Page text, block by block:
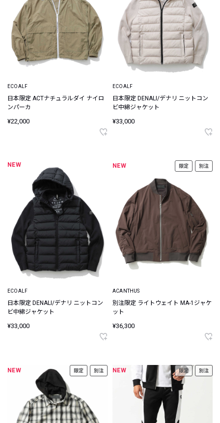
ECOALF
日本限定 ACTナチュラルダイ ナイロ
ンパーカ
¥22,000
ECOALF
日本限定 DENALI/デナリ ニットコン
ビ中綿ジャケット
¥33,000
NEW
ECOALF
日本限定 DENALI/デナリ ニットコン
ビ中綿ジャケット
¥33,000
NEW 限定 別注
ACANTHUS
別注限定 ライトウェイト MA-1ジャケ
ット
¥36,300
NEW 限定 別注 NEW 限定 別注